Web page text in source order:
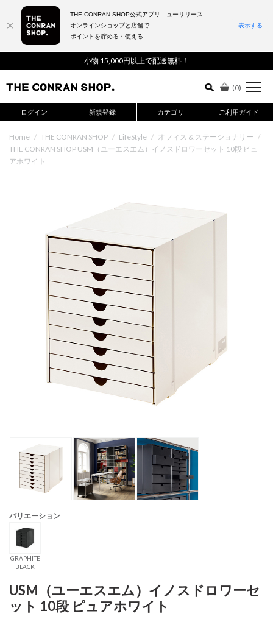
小物 15,000円以上で配送無料！
(0)
ログイン 新規登録 カテゴリ ご利用ガイド
詳細検索はこちら
Home / THE CONRAN SHOP / LifeStyle / オフィス & ステーショナリー /
THE CONRAN SHOP USM（ユーエスエム）イノスドロワーセット 10段 ピュ
アホワイト
バリエーション
GRAPHITE
BLACK
USM（ユーエスエム）イノスドロワーセ
ット 10段 ピュアホワイト
THE CONRAN SHOP公式アプリニューリリース
オンラインショップと店舗で
ポイントを貯める・使える
表示する